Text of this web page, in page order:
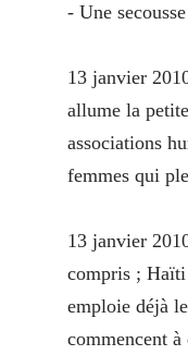
- Une
13 janvier
allume la
associations
femmes qui
13 janvier
compris ; Haïti
emploie déjà
commencent à